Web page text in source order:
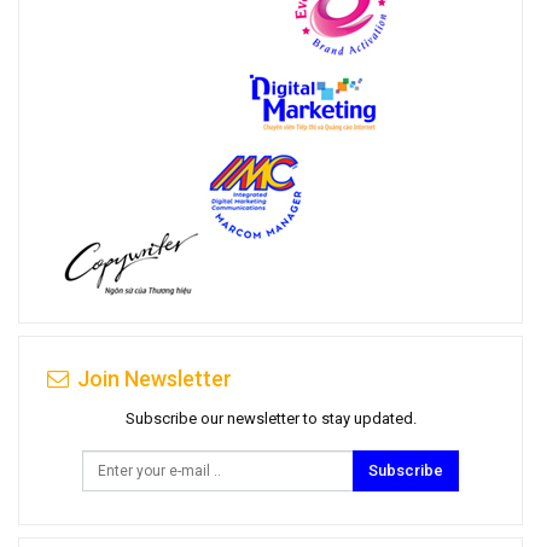
Join Newsletter
Subscribe our newsletter to stay updated.
Subscribe